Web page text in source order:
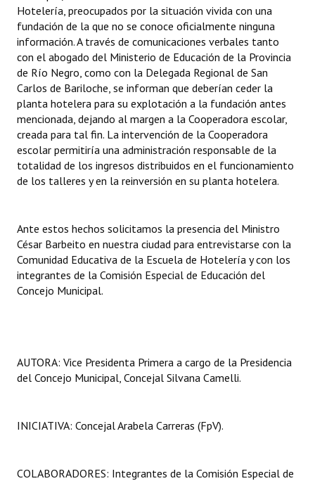
Hotelería, preocupados por la situación vivida con una
fundación de la que no se conoce oficialmente ninguna
información. A través de comunicaciones verbales tanto
con el abogado del Ministerio de Educación de la Provincia
de Río Negro, como con la Delegada Regional de San
Carlos de Bariloche, se informan que deberían ceder la
planta hotelera para su explotación a la fundación antes
mencionada, dejando al margen a la Cooperadora escolar,
creada para tal fin. La intervención de la Cooperadora
escolar permitiría una administración responsable de la
totalidad de los ingresos distribuidos en el funcionamiento
de los talleres y en la reinversión en su planta hotelera.
Ante estos hechos solicitamos la presencia del Ministro
César Barbeito en nuestra ciudad para entrevistarse con la
Comunidad Educativa de la Escuela de Hotelería y con los
integrantes de la Comisión Especial de Educación del
Concejo Municipal.
AUTORA: Vice Presidenta Primera a cargo de la Presidencia
del Concejo Municipal, Concejal Silvana Camelli.
INICIATIVA: Concejal Arabela Carreras (FpV).
COLABORADORES: Integrantes de la Comisión Especial de